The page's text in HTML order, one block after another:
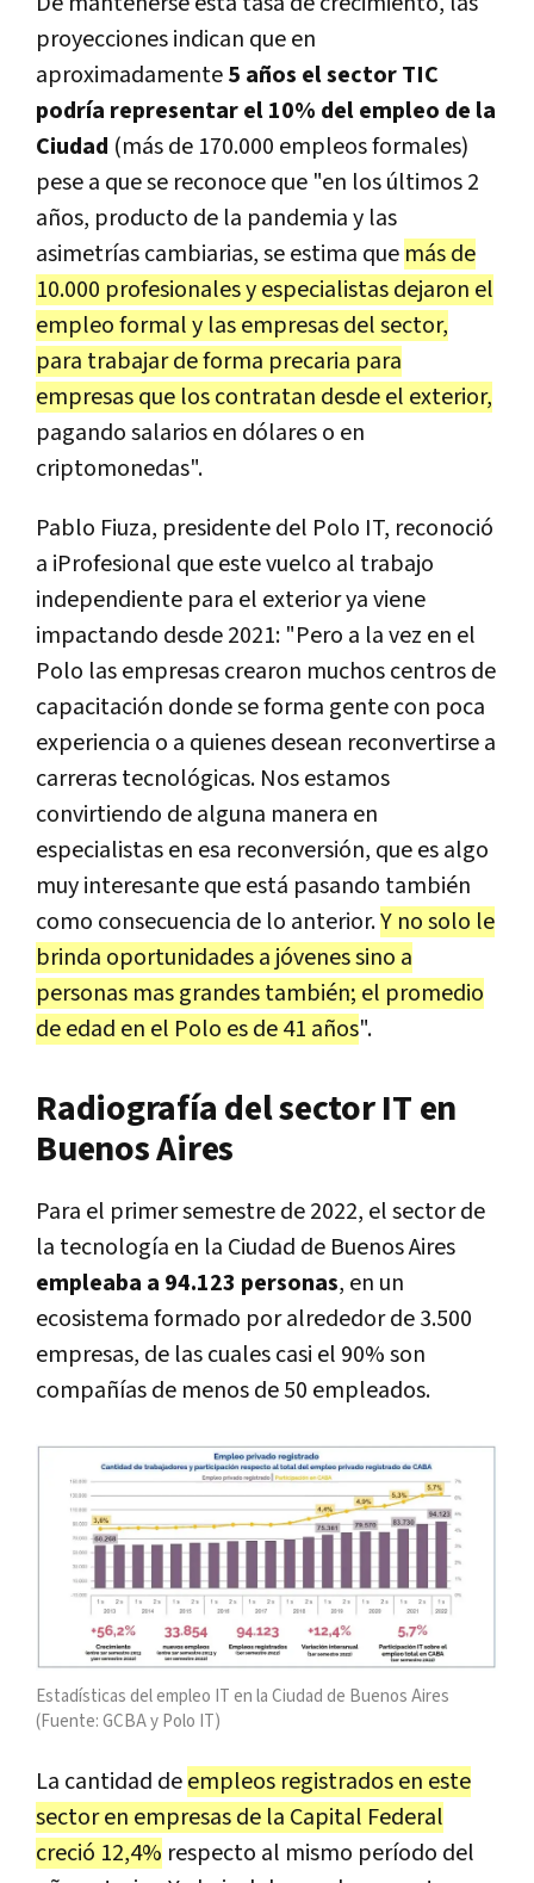
proyecciones indican que en
aproximadamente5 años el sector TIC
podría representar el 10% del empleo de la
Ciudad (más de 170.000 empleos formales)
pese a que se reconoce que "en los últimos 2
años, producto de la pandemia y las
asimetrías cambiarias, se estima que más de
10.000 profesionales y especialistas dejaron el
empleo formal y las empresas del sector,
para trabajar de forma precaria para
empresas que los contratan desde el exterior,
pagando salarios en dólares o en
criptomonedas".
Pablo Fiuza, presidente del Polo IT, reconoció
a iProfesional que este vuelco al trabajo
independiente para el exterior ya viene
impactando desde 2021: "Pero a la vez en el
Polo las empresas crearon muchos centros de
capacitación donde se forma gente con poca
experiencia o a quienes desean reconvertirse a
carreras tecnológicas. Nos estamos
convirtiendo de alguna manera en
especialistas en esa reconversión, que es algo
muy interesante que está pasando también
como consecuencia de lo anterior.Y no solo le
brinda oportunidades a jóvenes sino a
personas mas grandes también; el promedio
de edad en el Polo es de 41 años".
Radiografía del sector IT en
Buenos Aires
Para el primer semestre de 2022, el sector de
la tecnología en la Ciudad de Buenos Aires
empleaba a 94.123 personas, en un
ecosistema formado por alrededor de 3.500
empresas, de las cuales casi el 90% son
compañías de menos de 50 empleados.
Estadísticas del empleo IT en la Ciudad de Buenos Aires
(Fuente: GCBA y Polo IT)
La cantidad deempleos registrados en este
sector en empresas de la Capital Federal
creció 12,4% respecto al mismo período del